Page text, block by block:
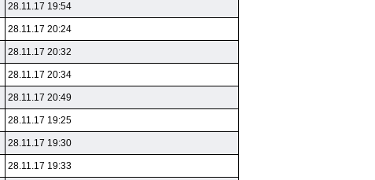
28.11.17 19:54
28.11.17 20:24
28.11.17 20:32
28.11.17 20:34
28.11.17 20:49
28.11.17 19:25
28.11.17 19:30
28.11.17 19:33